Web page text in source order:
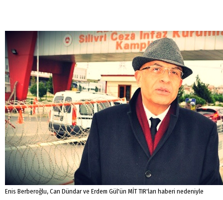
Enis Berberoğlu, Can Dündar ve Erdem Gül'ün MİT TIR'ları haberi nedeniyle